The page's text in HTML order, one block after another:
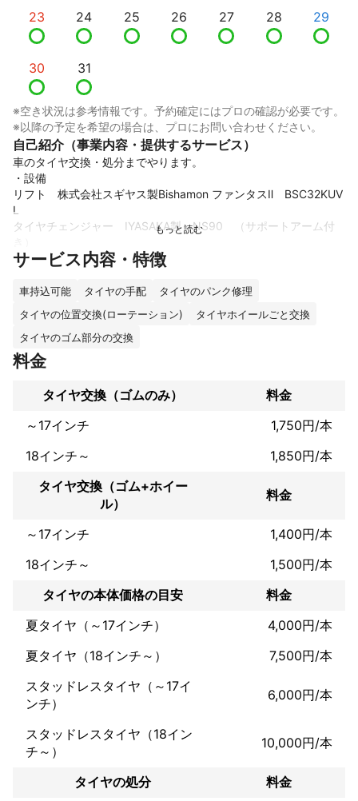
23 24 25 26 27 28 29
30 31
※空き状況は参考情報です。予約確定にはプロの確認が必要です。
※以降の予定を希望の場合は、プロにお問い合わせください。
自己紹介（事業内容・提供するサービス）
車のタイヤ交換・処分までやります。
・設備
リフト　株式会社スギヤス製Bishamon ファンタスⅡ　BSC32KUV
L
タイヤチェンジャー　IYASAKA製　NS90　（サポートアーム付
タイヤバランサー　　IYASAKA製    S635NW
エアー・電動インパクトやSnap-on製トルクレンチ（定期校正実
タイヤ交換について。
～２４インチまで対応可能（サイズ・ホイールにより外注作業と
させて頂く場合がございます。）
またスタッドレスタイヤ・サマータイヤ共に販売や付け替えだけ
でも可能！！！
まずは一度ご連絡ください。
これまでの実績
国産車　一例
マフラー制作などの作業。
乗用車の故障診断からタイミングベルト・クラッチなどの定期消
メルセデスベンツ・ゲレンデにiiD製オートサイドステップの取り
ジャガーXJシリーズに社外ヘッドライト・社外アンドロイドナビ
等を行いました。
アピールポイント
国産ディーラーにて４年間自動車整備に携わってきました。
その為乗用車の整備・修理などはもちろん。その他カスタム等に
ついても幅広くお役に立てると思います。
まずはご相談ください。
サービス内容・特徴
車持込可能 タイヤの手配
タイヤのパンク修理
タイヤの位置交換(ローテーション)
タイヤホイールごと交換
タイヤのゴム部分の交換
料金
タイヤ交換（ゴムのみ）
料金
～17インチ
1,750円/本
18インチ～
1,850円/本
タイヤ交換（ゴム+ホイー
ル）
料金
～17インチ
1,400円/本
18インチ～
1,500円/本
タイヤの本体価格の目安
料金
夏タイヤ（～17インチ）
4,000円/本
夏タイヤ（18インチ～）
7,500円/本
スタッドレスタイヤ（～17イ
ンチ）
6,000円/本
スタッドレスタイヤ（18イン
チ～）
10,000円/本
タイヤの処分
料金